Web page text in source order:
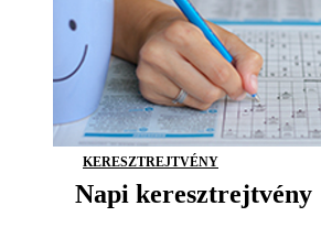
KERESZTREJTVÉNY
Napi keresztrejtvény